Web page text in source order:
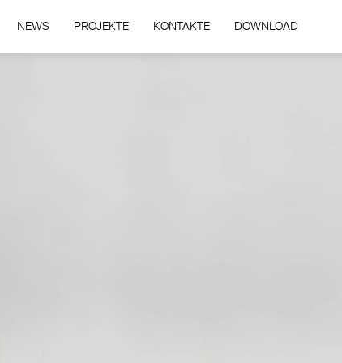
NEWS PROJEKTE KONTAKTE DOWNLOAD